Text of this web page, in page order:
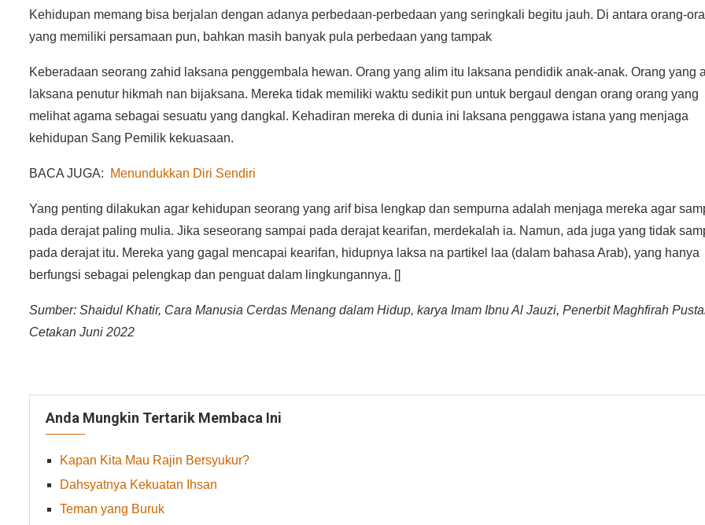
Kehidupan memang bisa berjalan dengan adanya perbedaan-perbedaan yang seringkali begitu jauh. Di antara orang-
yang memiliki persamaan pun, bahkan masih banyak pula perbedaan yang tampak
Keberadaan seorang zahid laksana penggembala hewan. Orang yang alim itu laksana pendidik anak-anak. Orang yang
laksana penutur hikmah nan bijaksana. Mereka tidak memiliki waktu sedikit pun untuk bergaul dengan orang orang yang
melihat agama sebagai sesuatu yang dangkal. Kehadiran mereka di dunia ini laksana penggawa istana yang menjaga
kehidupan Sang Pemilik kekuasaan.
BACA JUGA: Menundukkan Diri Sendiri
Yang penting dilakukan agar kehidupan seorang yang arif bisa lengkap dan sempurna adalah menjaga mereka agar
pada derajat paling mulia. Jika seseorang sampai pada derajat kearifan, merdekalah ia. Namun, ada juga yang tidak
pada derajat itu. Mereka yang gagal mencapai kearifan, hidupnya laksa na partikel laa (dalam bahasa Arab), yang hanya
berfungsi sebagai pelengkap dan penguat dalam lingkungannya. []
Sumber: Shaidul Khatir, Cara Manusia Cerdas Menang dalam Hidup, karya Imam Ibnu Al Jauzi, Penerbit Maghfirah
Cetakan Juni 2022
Anda Mungkin Tertarik Membaca Ini
Kapan Kita Mau Rajin Bersyukur?
Dahsyatnya Kekuatan Ihsan
Teman yang Buruk